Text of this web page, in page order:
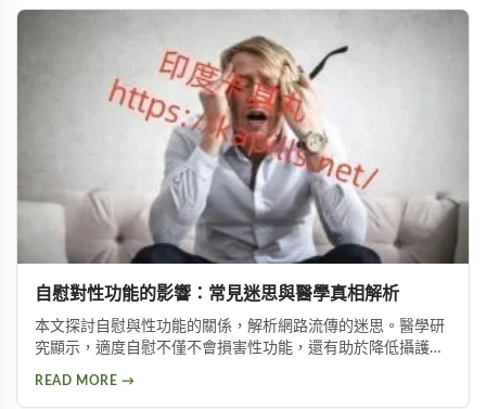
自慰對性功能的影響：常見迷思與醫學真相解析
本文探討自慰與性功能的關係，解析網路流傳的迷思。醫學研
究顯示，適度自慰不僅不會損害性功能，還有助於降低攝護腺
READ MORE →